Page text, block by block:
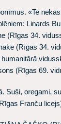
«Te
Linards
(Rīgas 34.
(Rīgas 34.
(Rīgas 69.
oregami,
Franču